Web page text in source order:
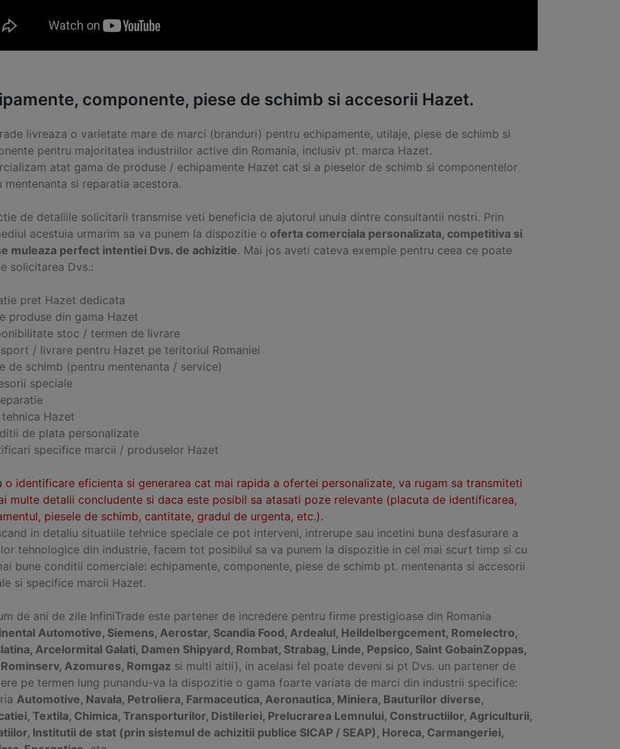
componente, piese de schimb si accesorii Hazet.
livreaza o varietate mare de marci (branduri) pentru echipamente, utilaje, piese de schimb si
pentru majoritatea industriilor active din Romania, inclusiv pt. marca Hazet.
atat gama de produse / echipamente Hazet cat si a pieselor de schimb si componentelor
mentenanta si reparatia acestora.
de detaliile solicitarii transmise veti beneficia de ajutorul unuia dintre consultantii nostri. Prin
acestuia urmarim sa va punem la dispozitie o oferta comerciala personalizata, competitiva si
muleaza perfect intentiei Dvs. de achizitie. Mai jos aveti cateva exemple pentru ceea ce poate
solicitarea Dvs.:
pret Hazet dedicata
produse din gama Hazet
stoc / termen de livrare
/ livrare pentru Hazet pe teritoriul Romaniei
de schimb (pentru mentenanta / service)
speciale
tehnica Hazet
de plata personalizate
specifice marcii / produselor Hazet
o identificare eficienta si generarea cat mai rapida a ofertei personalizate, va rugam sa transmiteti
multe detalii concludente si daca este posibil sa atasati poze relevante (placuta de identificarea,
piesele de schimb, cantitate, gradul de urgenta, etc.).
in detaliu situatiile tehnice speciale ce pot interveni, intrerupe sau incetini buna desfasurare a
tehnologice din industrie, facem tot posibilul sa va punem la dispozitie in cel mai scurt timp si cu
bune conditii comerciale: echipamente, componente, piese de schimb pt. mentenanta si accesorii
si specifice marcii Hazet.
de ani de zile InfiniTrade este partener de incredere pentru firme prestigioase din Romania
Automotive, Siemens, Aerostar, Scandia Food, Ardealul, Heildelbergcement, Romelectro,
Arcelormital Galati, Damen Shipyard, Rombat, Strabag, Linde, Pepsico, Saint GobainZoppas,
Azomures, Romgaz si multi altii), in acelasi fel poate deveni si pt Dvs. un partener de
pe termen lung punandu-va la dispozitie o gama foarte variata de marci din industrii specifice:
Automotive, Navala, Petroliera, Farmaceutica, Aeronautica, Miniera, Bauturilor diverse,
Textila, Chimica, Transporturilor, Distileriei, Prelucrarea Lemnului, Constructiilor, Agriculturii,
Institutii de stat (prin sistemul de achizitii publice SICAP / SEAP), Horeca, Carmangeriei,